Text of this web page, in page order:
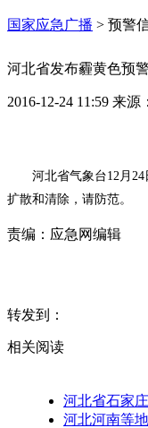
国家应急广播 > 预警
河北省发布霾黄色预
2016-12-24 11:59 来源：
河北省气象台12月
扩散和清除，请防范。
责编： 应急网编辑
转发到：
相关阅读
河北省石家
河北河南等